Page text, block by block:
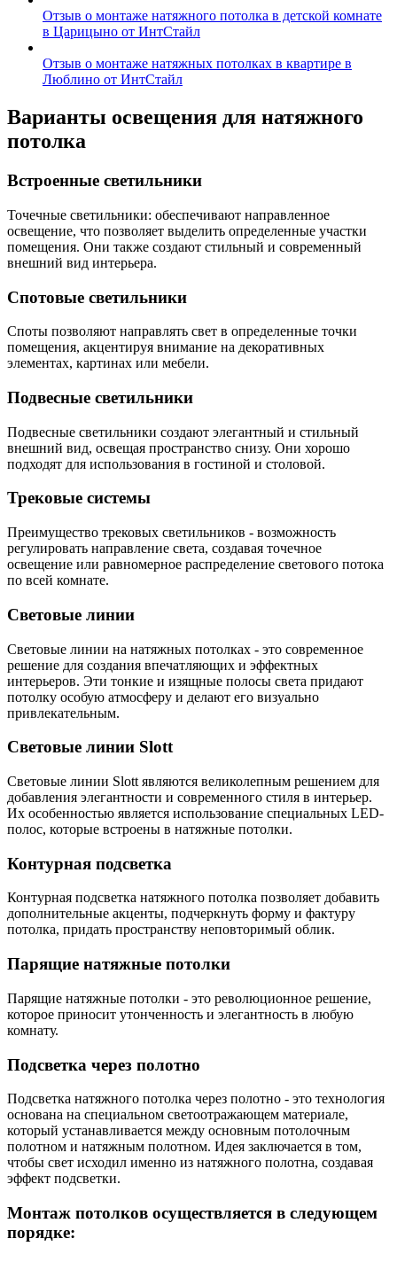
Отзыв о монтаже натяжного потолка в детской комнате
в Царицыно от ИнтСтайл
Отзыв о монтаже натяжных потолках в квартире в
Люблино от ИнтСтайл
Варианты освещения для натяжного
потолка
Встроенные светильники
Точечные светильники: обеспечивают направленное
освещение, что позволяет выделить определенные участки
помещения. Они также создают стильный и современный
внешний вид интерьера.
Спотовые светильники
Споты позволяют направлять свет в определенные точки
помещения, акцентируя внимание на декоративных
элементах, картинах или мебели.
Подвесные светильники
Подвесные светильники создают элегантный и стильный
внешний вид, освещая пространство снизу. Они хорошо
подходят для использования в гостиной и столовой.
Трековые системы
Преимущество трековых светильников - возможность
регулировать направление света, создавая точечное
освещение или равномерное распределение светового потока
по всей комнате.
Световые линии
Световые линии на натяжных потолках - это современное
решение для создания впечатляющих и эффектных
интерьеров. Эти тонкие и изящные полосы света придают
потолку особую атмосферу и делают его визуально
привлекательным.
Световые линии Slott
Световые линии Slott являются великолепным решением для
добавления элегантности и современного стиля в интерьер.
Их особенностью является использование специальных LED-
полос, которые встроены в натяжные потолки.
Контурная подсветка
Контурная подсветка натяжного потолка позволяет добавить
дополнительные акценты, подчеркнуть форму и фактуру
потолка, придать пространству неповторимый облик.
Парящие натяжные потолки
Парящие натяжные потолки - это революционное решение,
которое приносит утонченность и элегантность в любую
комнату.
Подсветка через полотно
Подсветка натяжного потолка через полотно - это технология
основана на специальном светоотражающем материале,
который устанавливается между основным потолочным
полотном и натяжным полотном. Идея заключается в том,
чтобы свет исходил именно из натяжного полотна, создавая
эффект подсветки.
Монтаж потолков осуществляется в следующем
порядке: